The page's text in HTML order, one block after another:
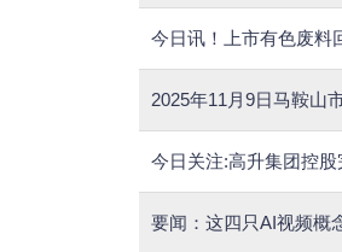
今日讯！上市有色废料
2025年11月9日马鞍山
今日关注:高升集团控
要闻：这四只AI视频概